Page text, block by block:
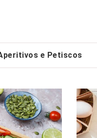
e Petiscos